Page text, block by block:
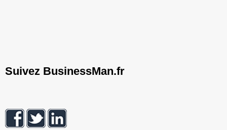
Suivez BusinessMan.fr